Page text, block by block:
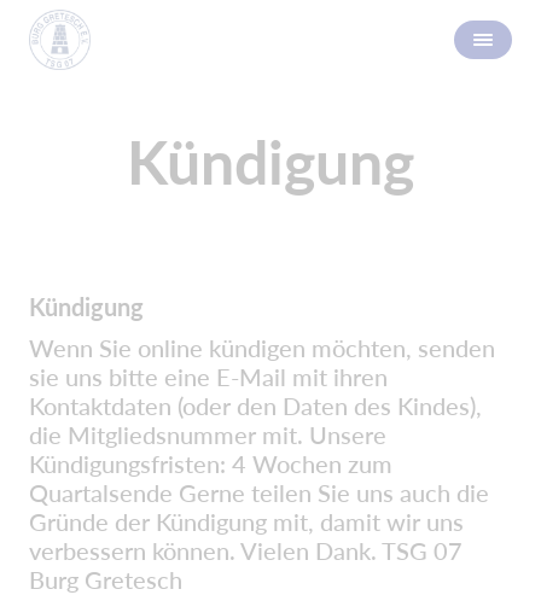
Kündigung
Kündigung
Wenn Sie online kündigen möchten, senden
sie uns bitte eine E-Mail mit ihren
Kontaktdaten (oder den Daten des Kindes),
die Mitgliedsnummer mit. Unsere
Kündigungsfristen: 4 Wochen zum
Quartalsende Gerne teilen Sie uns auch die
Gründe der Kündigung mit, damit wir uns
verbessern können. Vielen Dank. TSG 07
Burg Gretesch